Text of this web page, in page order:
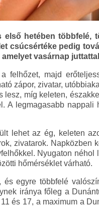
hetében többfelé,
csúcsértéke pedig
vasárnap
felhőzet, majd
zápor, zivatar,
míg keleten,
A legmagasabb
lehet az ég, keleten
zivatarok. Napközben
Nyugaton néhol
hőmérséklet várható.
egyre többfelé
iránya főleg a
és 17, a maximum a